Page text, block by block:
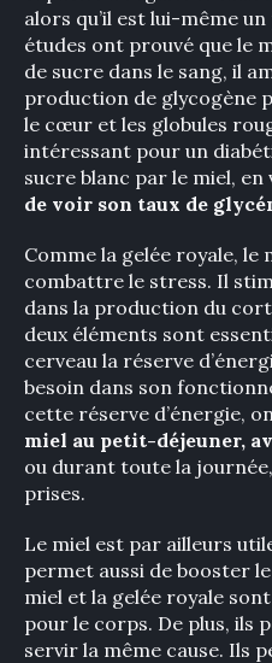
alors qu’il est lui-même
études ont prouvé que le
de sucre dans le sang, il
production de glycogène
le cœur et les globules
intéressant pour un
sucre blanc par le miel, en
de voir son taux de
Comme la gelée royale, le
combattre le stress. Il
dans la production du
deux éléments sont
cerveau la réserve
besoin dans son
cette réserve d’énergie,
miel au petit-déjeuner,
ou durant toute la
prises.
Le miel est par ailleurs
permet aussi de booster
miel et la gelée royale
pour le corps. De plus, ils
servir la même cause. Ils